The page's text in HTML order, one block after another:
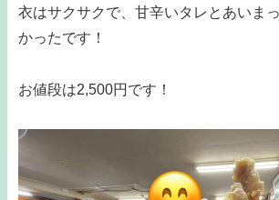
衣はサクサクで、甘辛いタレとあいま
かったです！
お値段は2,500円です！